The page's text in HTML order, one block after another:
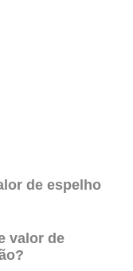
de espelho
valor de